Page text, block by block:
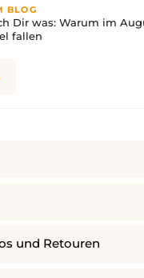
BLOG
Dir was: Warum im
fallen
und Retouren